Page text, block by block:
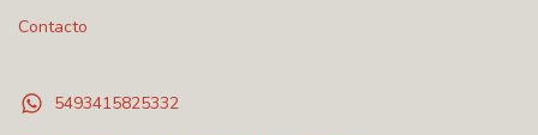
Contacto
5493415825332